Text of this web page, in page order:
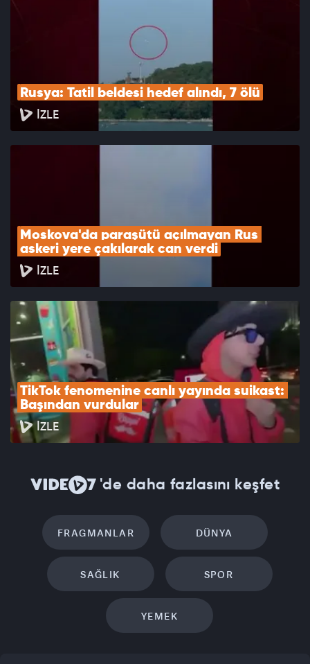
Rusya: Tatil beldesi hedef alındı, 7 ölü
İZLE
Moskova'da paraşütü açılmayan Rus
askeri yere çakılarak can verdi
İZLE
TikTok fenomenine canlı yayında suikast:
Başından vurdular
İZLE
'de daha fazlasını keşfet
FRAGMANLAR DÜNYA
SAĞLIK SPOR
YEMEK